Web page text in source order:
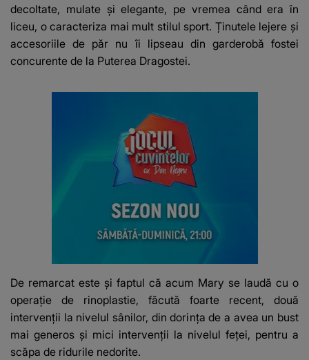
decoltate, mulate și elegante, pe vremea când era în
liceu, o caracteriza mai mult stilul sport. Ținutele lejere și
accesoriile de păr nu îi lipseau din garderobă fostei
concurente de la Puterea Dragostei.
De remarcat este și faptul că acum Mary se laudă cu o
operație de rinoplastie, făcută foarte recent, două
intervenții la nivelul sânilor, din dorința de a avea un bust
mai generos și mici intervenții la nivelul feței, pentru a
scăpa de ridurile nedorite.